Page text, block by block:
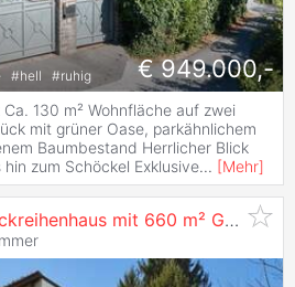
#hell #ruhig € 949.000,-
130 m² Wohnfläche auf zwei
mit grüner Oase, parkähnlichem
Baumbestand Herrlicher Blick
zum Schöckel Exklusive... [Mehr]
mit 660 m² Garten